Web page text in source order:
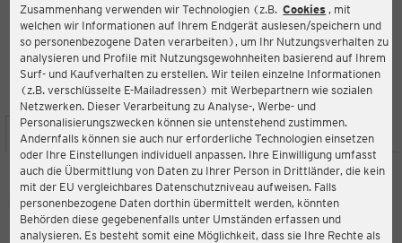
Zusammenhang verwenden wir Technologien (z.B. Cookies , mit
welchen wir Informationen auf Ihrem Endgerät auslesen/speichern und
so personenbezogene Daten verarbeiten), um Ihr Nutzungsverhalten zu
analysieren und Profile mit Nutzungsgewohnheiten basierend auf Ihrem
Surf- und Kaufverhalten zu erstellen. Wir teilen einzelne Informationen
(z.B. verschlüsselte E-Mailadressen) mit Werbepartnern wie sozialen
Netzwerken. Dieser Verarbeitung zu Analyse-, Werbe- und
Personalisierungszwecken können sie untenstehend zustimmen.
Andernfalls können sie auch nur erforderliche Technologien einsetzen
oder Ihre Einstellungen individuell anpassen. Ihre Einwilligung umfasst
auch die Übermittlung von Daten zu Ihrer Person in Drittländer, die kein
mit der EU vergleichbares Datenschutzniveau aufweisen. Falls
personenbezogene Daten dorthin übermittelt werden, könnten
Behörden diese gegebenenfalls unter Umständen erfassen und
analysieren. Es besteht somit eine Möglichkeit, dass sie Ihre Rechte als
ERNSTING'S FAMILY FILIALE
Schiffdorfer Chaussee 18
27574 Bremerhaven
4,3
Bewertung:
STANDORT SERVICES SORTIMENT AKTIONEN
Ernsting's family
Schiffdorfer Chaussee 18, 27574 Bremerhaven